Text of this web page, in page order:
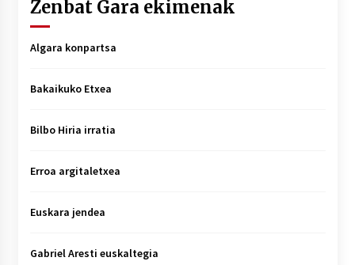
Zenbat Gara ekimenak
Algara konpartsa
Bakaikuko Etxea
Bilbo Hiria irratia
Erroa argitaletxea
Euskara jendea
Gabriel Aresti euskaltegia